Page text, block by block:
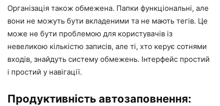
Організація також обмежена. Папки функціональні, але
вони не можуть бути вкладеними та не мають тегів. Це
може не бути проблемою для користувачів із
невеликою кількістю записів, але ті, хто керує сотнями
входів, знайдуть систему обмежень. Інтерфейс простий
і простий у навігації.
Продуктивність автозаповнення: